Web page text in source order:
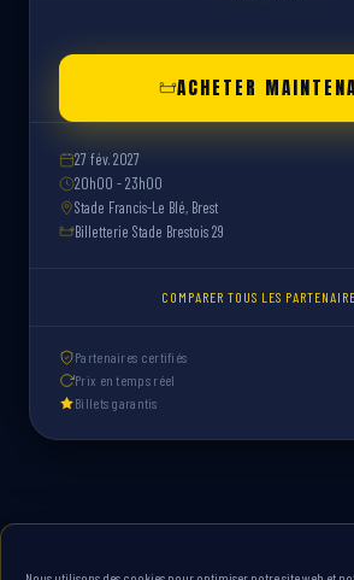
ACHETER
27 fév. 2027
20h00 - 23h00
Stade Francis-Le Blé, Brest
Billetterie Stade Brestois 29
COMPARER TOUS LES
Partenaires certifiés
Prix en temps réel
Billets garantis